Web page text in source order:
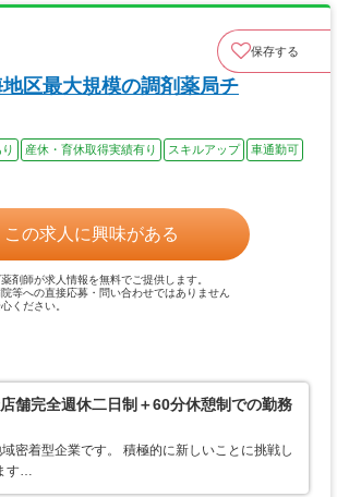
保存する
区最大規模の調剤薬局チ
産休・育休取得実績有り スキルアップ
車通勤可
この求人に興味がある
剤師が求人情報を無料でご提供します。
等への直接応募・問い合わせではありません
ください。
舗完全週休二日制＋60分休憩制での勤務
密着型企業です。 積極的に新しいことに挑戦し
す…